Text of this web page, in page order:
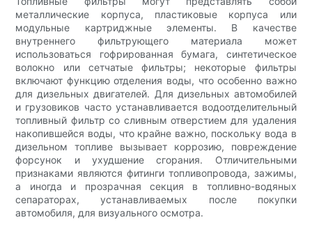
металлические корпуса, пластиковые корпуса или
модульные картриджные элементы. В качестве
внутреннего фильтрующего материала может
использоваться гофрированная бумага, синтетическое
волокно или сетчатые фильтры; некоторые фильтры
включают функцию отделения воды, что особенно важно
для дизельных двигателей. Для дизельных автомобилей
и грузовиков часто устанавливается водоотделительный
топливный фильтр со сливным отверстием для удаления
накопившейся воды, что крайне важно, поскольку вода в
дизельном топливе вызывает коррозию, повреждение
форсунок и ухудшение сгорания. Отличительными
признаками являются фитинги топливопровода, зажимы,
а иногда и прозрачная секция в топливно-водяных
сепараторах, устанавливаемых после покупки
автомобиля, для визуального осмотра.